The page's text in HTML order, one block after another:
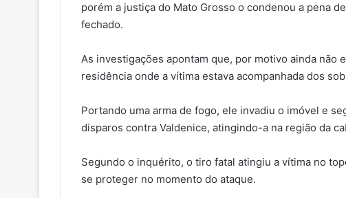
porém a justiça do Mato Grosso o condenou a pena
fechado.
As investigações apontam que, por motivo ainda não
residência onde a vítima estava acompanhada dos
Portando uma arma de fogo, ele invadiu o imóvel e
disparos contra Valdenice, atingindo-a na região da
Segundo o inquérito, o tiro fatal atingiu a vítima no
se proteger no momento do ataque.